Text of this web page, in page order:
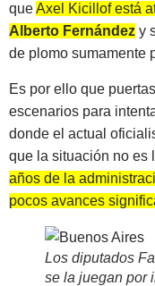
queAxel Kicillof está
Alberto Fernández y
de plomo sumamente
Es por ello que
escenarios para
donde el actual
que la situación no es
años de la
pocos avances
Los diputados
se la juegan por